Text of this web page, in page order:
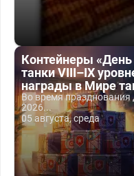
Контейнеры
танки VIII–IX
награды в Мире
Во время
2026...
05 августа, среда